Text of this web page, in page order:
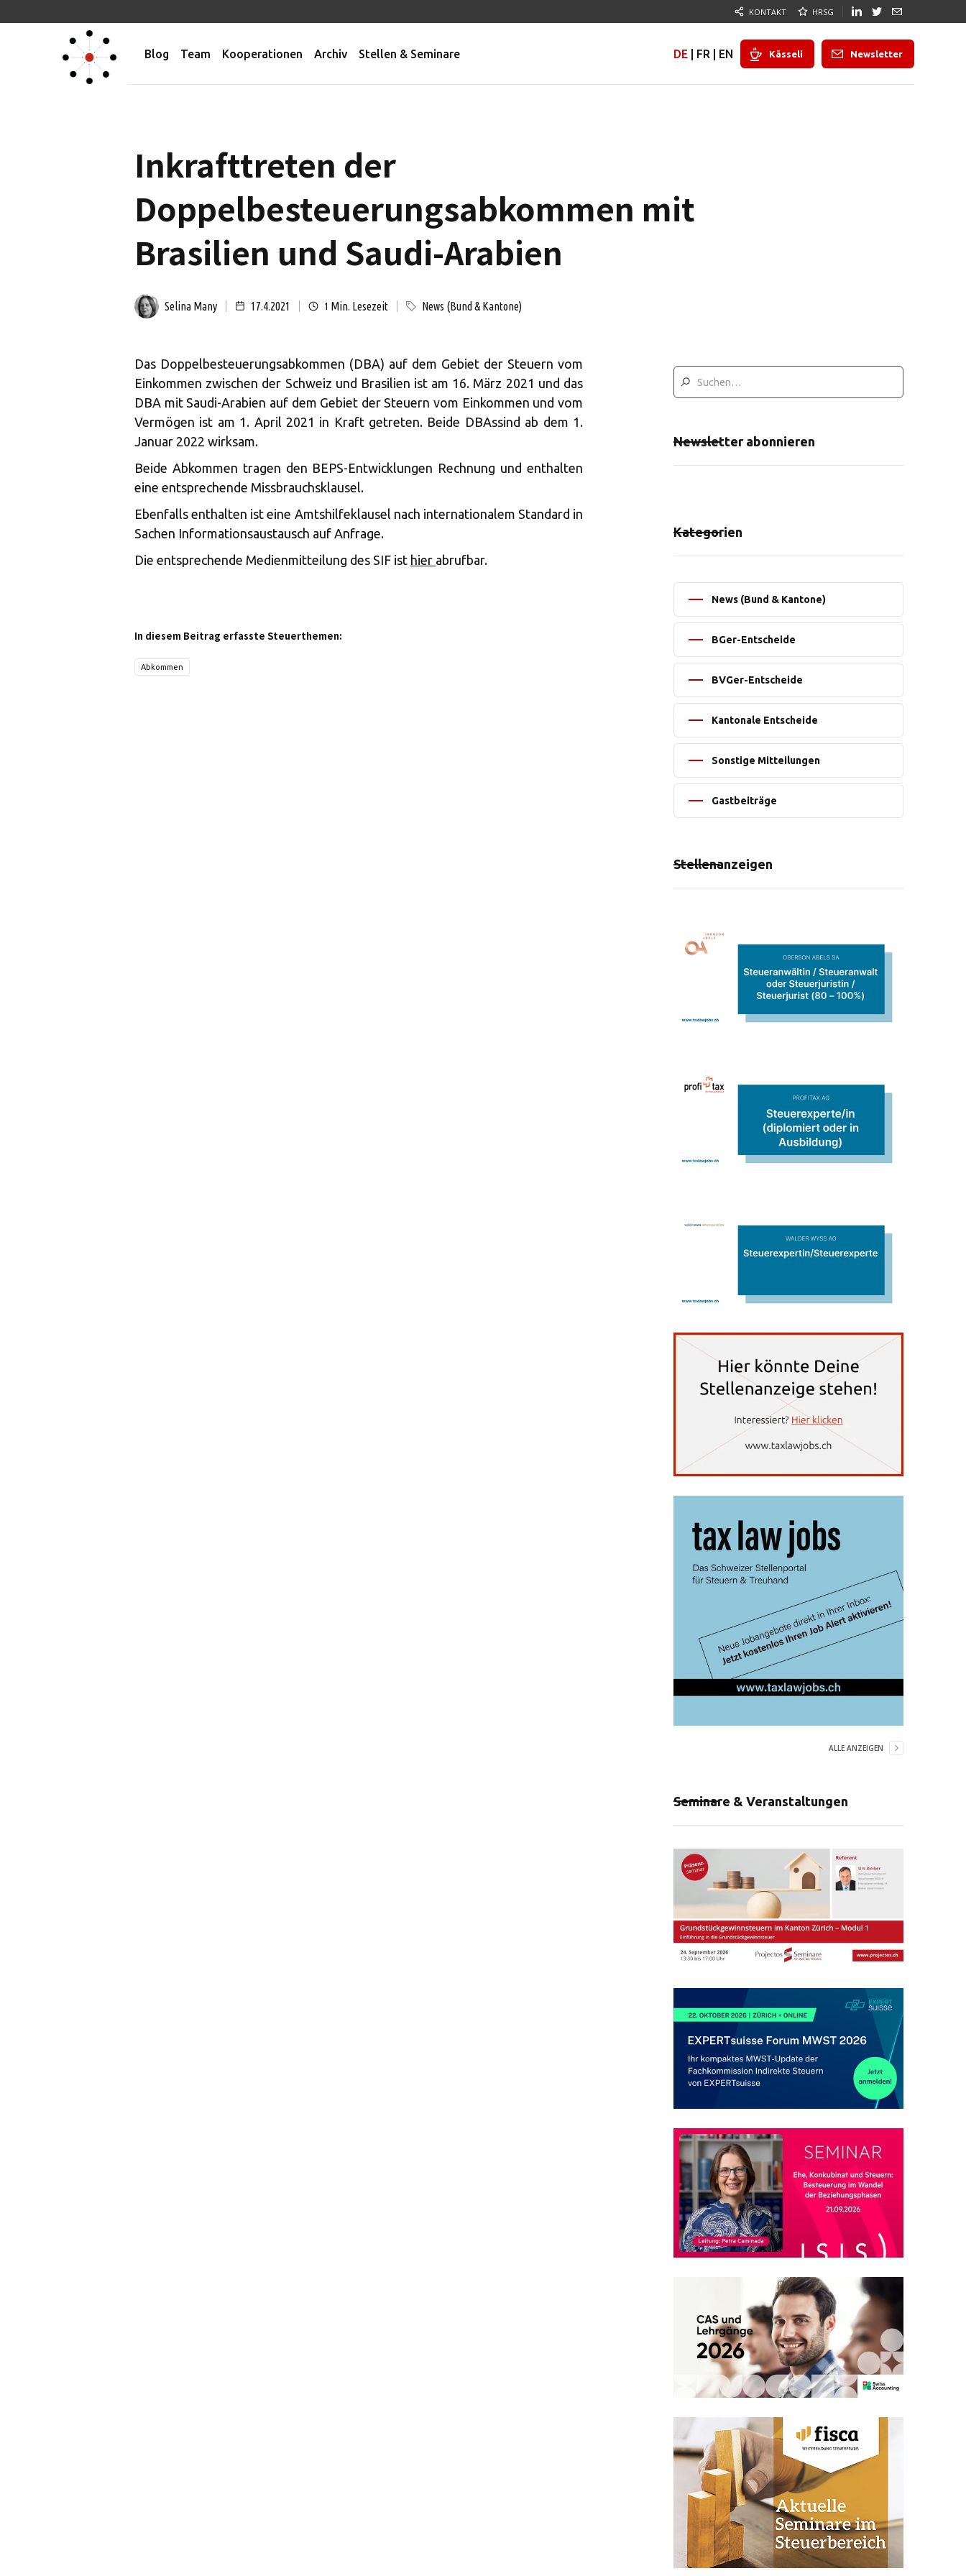
KONTAKT HRSG
Blog Team Kooperationen Archiv Stellen & Seminare DE FR EN Kässeli Newsletter
Inkrafttreten der
Doppelbesteuerungsabkommen mit
Brasilien und Saudi-Arabien
Selina Many 17.4.2021 1 Min. Lesezeit News (Bund & Kantone)
Das Doppelbesteuerungsabkommen (DBA) auf dem Gebiet der Steuern vom
Einkommen zwischen der Schweiz und Brasilien ist am 16. März 2021 und das
DBA mit Saudi-Arabien auf dem Gebiet der Steuern vom Einkommen und vom
Vermögen ist am 1. April 2021 in Kraft getreten. Beide DBAssind ab dem 1.
Januar 2022 wirksam.
Beide Abkommen tragen den BEPS-Entwicklungen Rechnung und enthalten
eine entsprechende Missbrauchsklausel.
Ebenfalls enthalten ist eine Amtshilfeklausel nach internationalem Standard in
Sachen Informationsaustausch auf Anfrage.
Die entsprechende Medienmitteilung des SIF ist hier abrufbar.
In diesem Beitrag erfasste Steuerthemen:
Abkommen
Newsletter abonnieren
Kategorien
News (Bund & Kantone)
BGer-Entscheide
BVGer-Entscheide
Kantonale Entscheide
Sonstige Mitteilungen
Gastbeiträge
Stellenanzeigen
ALLE ANZEIGEN
Seminare & Veranstaltungen